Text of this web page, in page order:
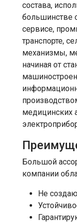
состава,
большинстве
сервисе,
транспорте,
механизмы,
начиная от
медицинских
Большой
компании
Не